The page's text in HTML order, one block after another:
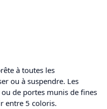
à toutes les
ou à suspendre. Les
de portes munis de fines
entre 5 coloris.